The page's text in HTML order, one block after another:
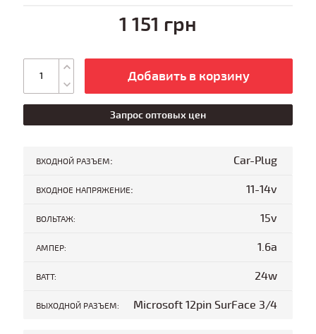
1 151 грн
Добавить в корзину
Запрос оптовых цен
ВХОДНОЙ РАЗЪЕМ: Car-Plug
ВХОДНОЕ НАПРЯЖЕНИЕ: 11-14v
ВОЛЬТАЖ: 15v
АМПЕР: 1.6a
ВАТТ: 24w
ВЫХОДНОЙ РАЗЪЕМ: Microsoft 12pin SurFace 3/4